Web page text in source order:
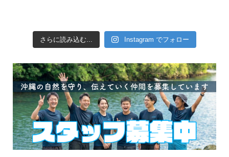
さらに読み込む... Instagram でフォロー